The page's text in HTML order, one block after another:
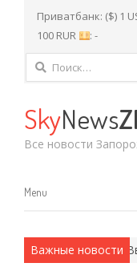
Приватбанк: ($) 1
100 RUR
: -
Найти:
SkyNews
Все новости
Menu
Menu
Важные новости
методы.